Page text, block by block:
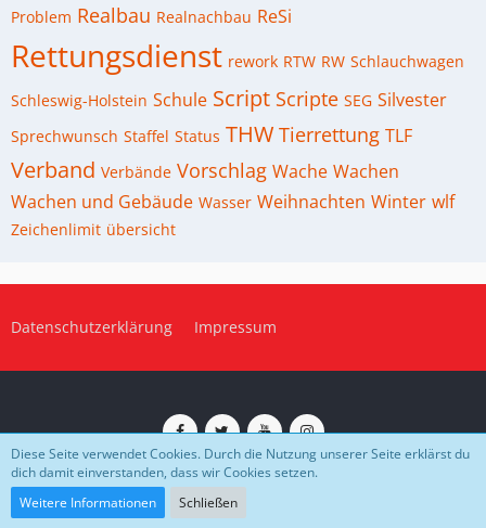
Problem Realbau Realnachbau ReSi
Rettungsdienst rework RTW RW Schlauchwagen
Schleswig-Holstein Schule Script Scripte SEG Silvester
Sprechwunsch Staffel Status THW Tierrettung TLF
Verband Verbände Vorschlag Wache Wachen
Wachen und Gebäude Wasser Weihnachten Winter wlf
Zeichenlimit übersicht
Datenschutzerklärung Impressum
Impressum Datenschutz
Community-Software:
Diese Seite verwendet Cookies. Durch die Nutzung unserer Seite erklärst du
dich damit einverstanden, dass wir Cookies setzen.
Weitere Informationen
Schließen